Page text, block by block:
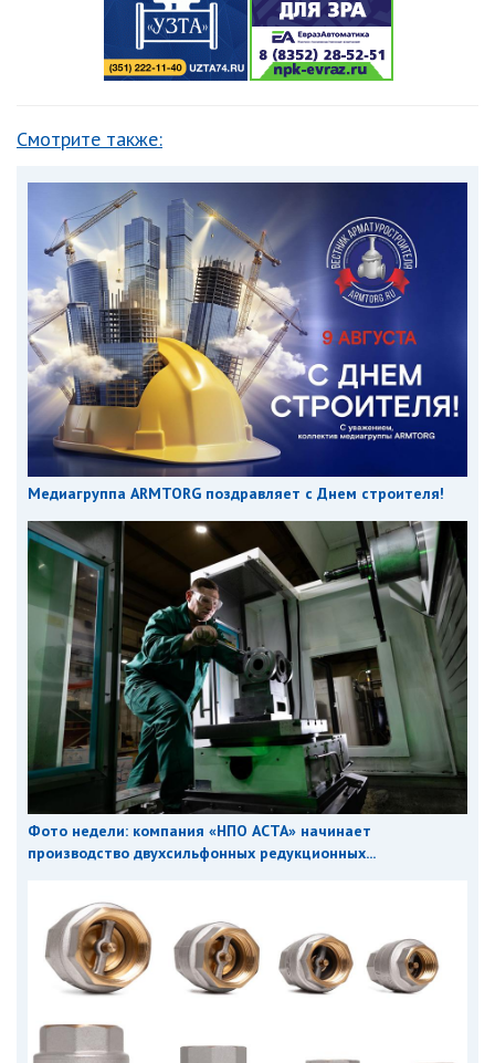
Смотрите также:
Медиагруппа ARMTORG поздравляет с Днем строителя!
Фото недели: компания «НПО АСТА» начинает
производство двухсильфонных редукционных...